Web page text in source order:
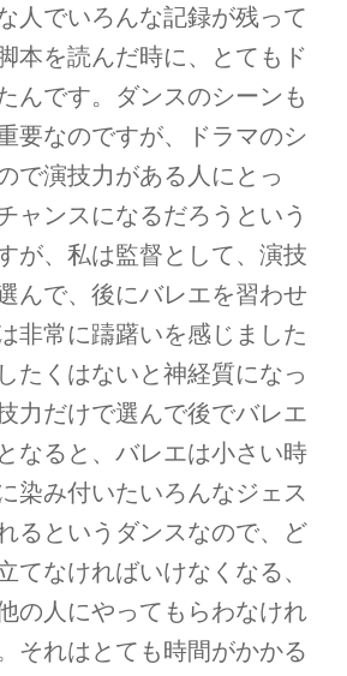
人でいろんな記録が残って
本を読んだ時に、とてもド
んです。ダンスのシーンも
要なのですが、ドラマのシ
で演技力がある人にとっ
ャンスになるだろうという
が、私は監督として、演技
んで、後にバレエを習わせ
非常に躊躇いを感じました
たくはないと神経質になっ
力だけで選んで後でバレエ
なると、バレエは小さい時
染み付いたいろんなジェス
るというダンスなので、ど
てなければいけなくなる、
の人にやってもらわなけれ
それはとても時間がかかる